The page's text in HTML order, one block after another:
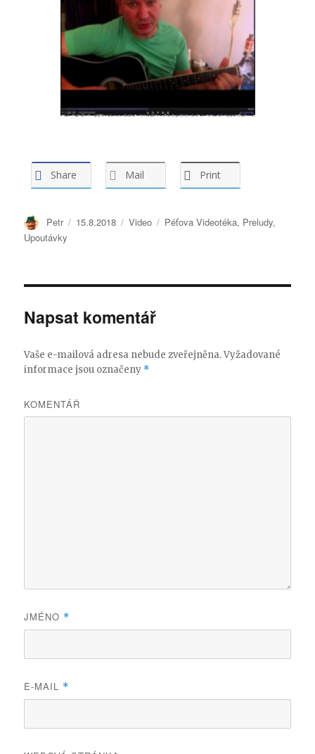
Share Mail Print
Autor:
Petr Publikováno:
15.8.2018 Formát:
Video Rubriky:
Péťova Videotéka, Preludy,
Upoutávky
Napsat komentář
Vaše e-mailová adresa nebude zveřejněna.Vyžadované
informace jsou označeny *
KOMENTÁŘ
JMÉNO *
E-MAIL *